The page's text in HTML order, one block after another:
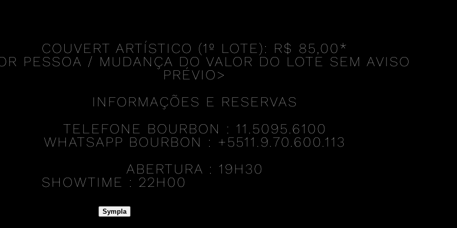
COUVERT ARTÍSTICO (1º LOTE): R$ 85,00*
PESSOA / MUDANÇA DO VALOR DO LOTE SEM AVISO
PRÉVIO>
INFORMAÇÕES E RESERVAS
TELEFONE BOURBON : 11.5095.6100
WHATSAPP BOURBON : +5511.9.70.600.113
ABERTURA : 19H30
SHOWTIME : 22H00
Sympla